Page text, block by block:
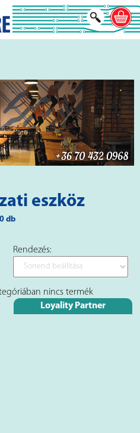
eszköz
0 db
Rendezés:
nincs termék
Loyality Partner